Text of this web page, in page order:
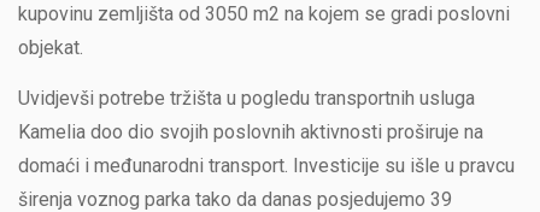
kupovinu zemljišta od 3050 m2 na kojem se gradi poslovni
objekat.
Uvidjevši potrebe tržišta u pogledu transportnih usluga
Kamelia doo dio svojih poslovnih aktivnosti proširuje na
domaći i međunarodni transport. Investicije su išle u pravcu
širenja voznog parka tako da danas posjedujemo 39